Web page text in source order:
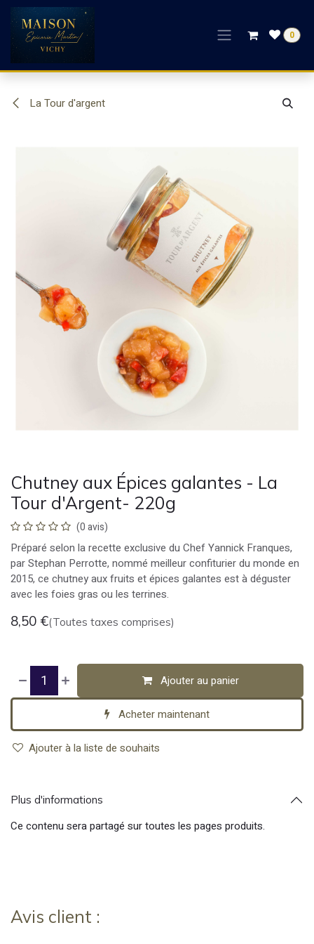
Se rendre au contenu
0
La Tour d'argent
Chutney aux Épices galantes - La
Tour d'Argent- 220g
(0 avis)
Préparé selon la recette exclusive du Chef Yannick Franques,
par Stephan Perrotte, nommé meilleur confiturier du monde en
2015, ce chutney aux fruits et épices galantes est à déguster
avec les foies gras ou les terrines.
8,50 €(Toutes taxes comprises)
Ajouter au panier
Acheter maintenant
Ajouter à la liste de souhaits
Plus d'informations
Ce contenu sera partagé sur toutes les pages produits.
Avis client :